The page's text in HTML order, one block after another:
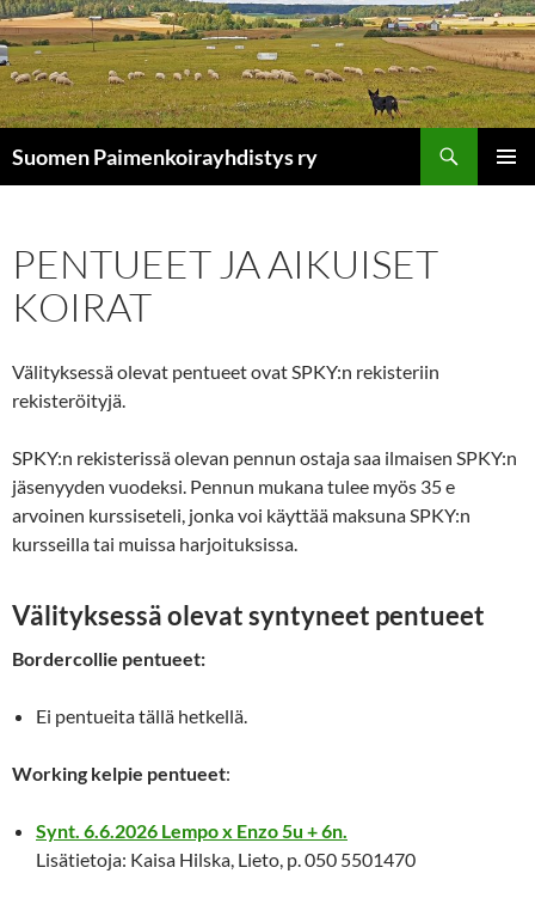
Siirry
sisältöön
Suomen Paimenkoirayhdistys ry
PENTUEET JA AIKUISET
KOIRAT
Välityksessä olevat pentueet ovat SPKY:n rekisteriin
rekisteröityjä.
SPKY:n rekisterissä olevan pennun ostaja saa ilmaisen SPKY:n
jäsenyyden vuodeksi. Pennun mukana tulee myös 35 e
arvoinen kurssiseteli, jonka voi käyttää maksuna SPKY:n
kursseilla tai muissa harjoituksissa.
Välityksessä olevat syntyneet pentueet
Bordercollie pentueet:
Ei pentueita tällä hetkellä.
Working kelpie pentueet:
Synt. 6.6.2026 Lempo x Enzo 5u + 6n.
Lisätietoja: Kaisa Hilska, Lieto, p. 050 5501470